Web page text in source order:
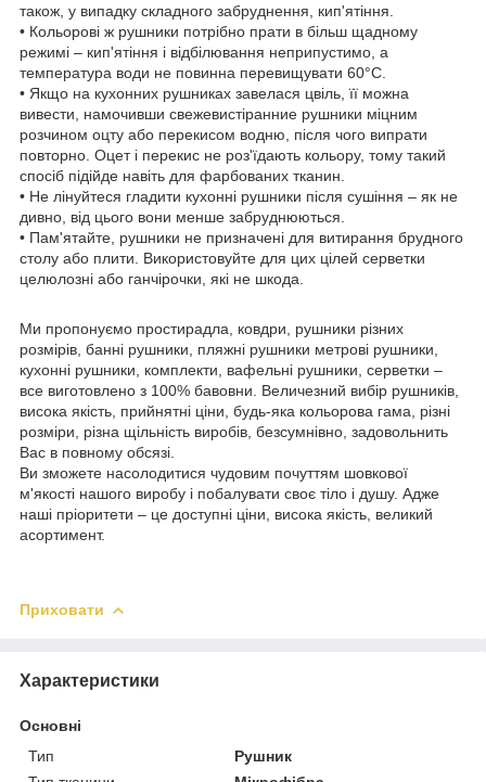
також, у випадку складного забруднення, кип'ятіння.
• Кольорові ж рушники потрібно прати в більш щадному
режимі – кип'ятіння і відбілювання неприпустимо, а
температура води не повинна перевищувати 60°С.
• Якщо на кухонних рушниках завелася цвіль, її можна
вивести, намочивши свежевистіранние рушники міцним
розчином оцту або перекисом водню, після чого випрати
повторно. Оцет і перекис не роз'їдають кольору, тому такий
спосіб підійде навіть для фарбованих тканин.
• Не лінуйтеся гладити кухонні рушники після сушіння – як не
дивно, від цього вони менше забруднюються.
• Пам'ятайте, рушники не призначені для витирання брудного
столу або плити. Використовуйте для цих цілей серветки
целюлозні або ганчірочки, які не шкода.
Ми пропонуємо простирадла, ковдри, рушники різних
розмірів, банні рушники, пляжні рушники метрові рушники,
кухонні рушники, комплекти, вафельні рушники, серветки –
все виготовлено з 100% бавовни. Величезний вибір рушників,
висока якість, прийнятні ціни, будь-яка кольорова гама, різні
розміри, різна щільність виробів, безсумнівно, задовольнить
Вас в повному обсязі.
Ви зможете насолодитися чудовим почуттям шовкової
м'якості нашого виробу і побалувати своє тіло і душу. Адже
наші пріоритети – це доступні ціни, висока якість, великий
асортимент.
Приховати
Характеристики
Основні
Тип
Рушник